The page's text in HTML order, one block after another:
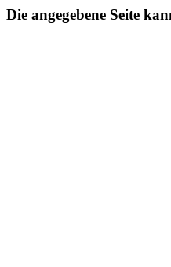
Die angegebene Seite